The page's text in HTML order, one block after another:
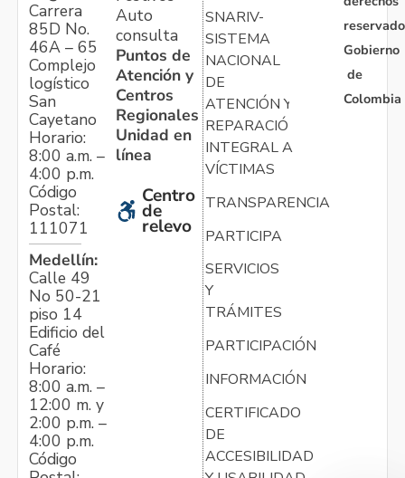
Carrera
85D No.
46A – 65
Complejo
logístico
San
Cayetano
Horario:
8:00 a.m. –
4:00 p.m.
Código
Postal:
111071
Medellín:
Calle 49
No 50-21
piso 14
Edificio del
Café
Horario:
8:00 a.m. –
12:00 m. y
2:00 p.m. –
4:00 p.m.
Código
Auto
consulta
Puntos de
Atención y
Centros
Regionales
Unidad en
línea
Centro
de
relevo
SNARIV-
SISTEMA
NACIONAL
DE
ATENCIÓN Y
REPARACIÓN
INTEGRAL A
VÍCTIMAS
TRANSPARENCIA
PARTICIPA
SERVICIOS
Y
TRÁMITES
PARTICIPACIÓN
INFORMACIÓN
CERTIFICADO
DE
ACCESIBILIDAD
Gobierno
de
Colombia